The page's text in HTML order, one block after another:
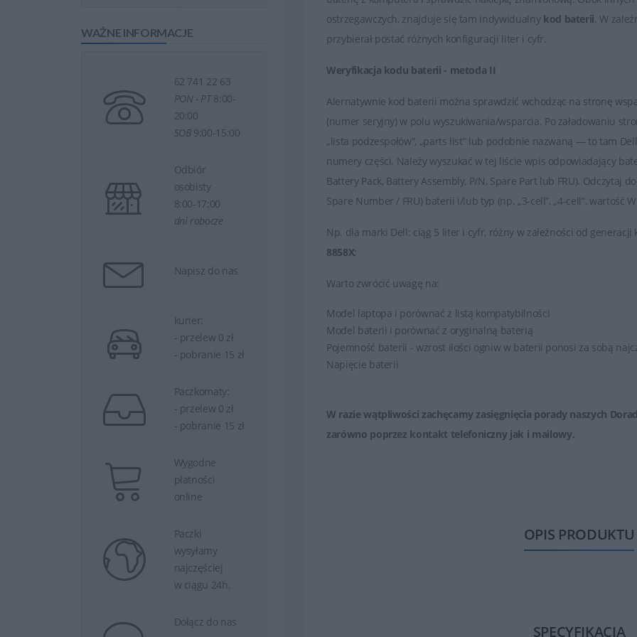
WAŻNE INFORMACJE
62 741 22 63
PON - PT8:00-
20:00
SOB9:00-15:00
Odbiór
osobisty
8:00-17:00
dni robocze
Napisz do nas
kurier:
- przelew 0 zł
- pobranie 15 zł
Paczkomaty:
- przelew 0 zł
- pobranie 15 zł
Wygodne
płatności
online
Paczki
wysyłamy
najczęściej
w ciągu 24h.
Dołącz do nas
ostrzegawczych, znajduje się tam indywidualny kod baterii . W
przybierał postać różnych konfiguracji liter i cyfr.
Weryfikacja kodu baterii - metoda II
Alernatywnie kod baterii można sprawdzić wchodząc na stronę
(numer seryjny) w polu wyszukiwania/wsparcia. Po załadowaniu
„lista podzespołów”, „parts list” lub podobnie nazwaną — to tam
numery części. Należy wyszukać w tej liście wpis odpowiadający
Battery Pack, Battery Assembly, P/N, Spare Part lub FRU). Odczytaj
Spare Number / FRU) baterii i/lub typ (np. „3-cell”, „4-cell”, wartość
Np. dla marki Dell: ciąg 5 liter i cyfr, różny w zależności od
8858X;
Warto zwrócić uwagę na:
Model laptopa i porównać z listą kompatybilności
Model baterii i porównać z oryginalną baterią
Pojemność baterii - wzrost ilości ogniw w baterii ponosi za sobą
Napięcie baterii
W razie wątpliwości zachęcamy zasięgnięcia porady naszych
zarówno poprzez kontakt telefoniczny jak i mailowy.
OPIS PRODUKTU
SPECYFIKACJA